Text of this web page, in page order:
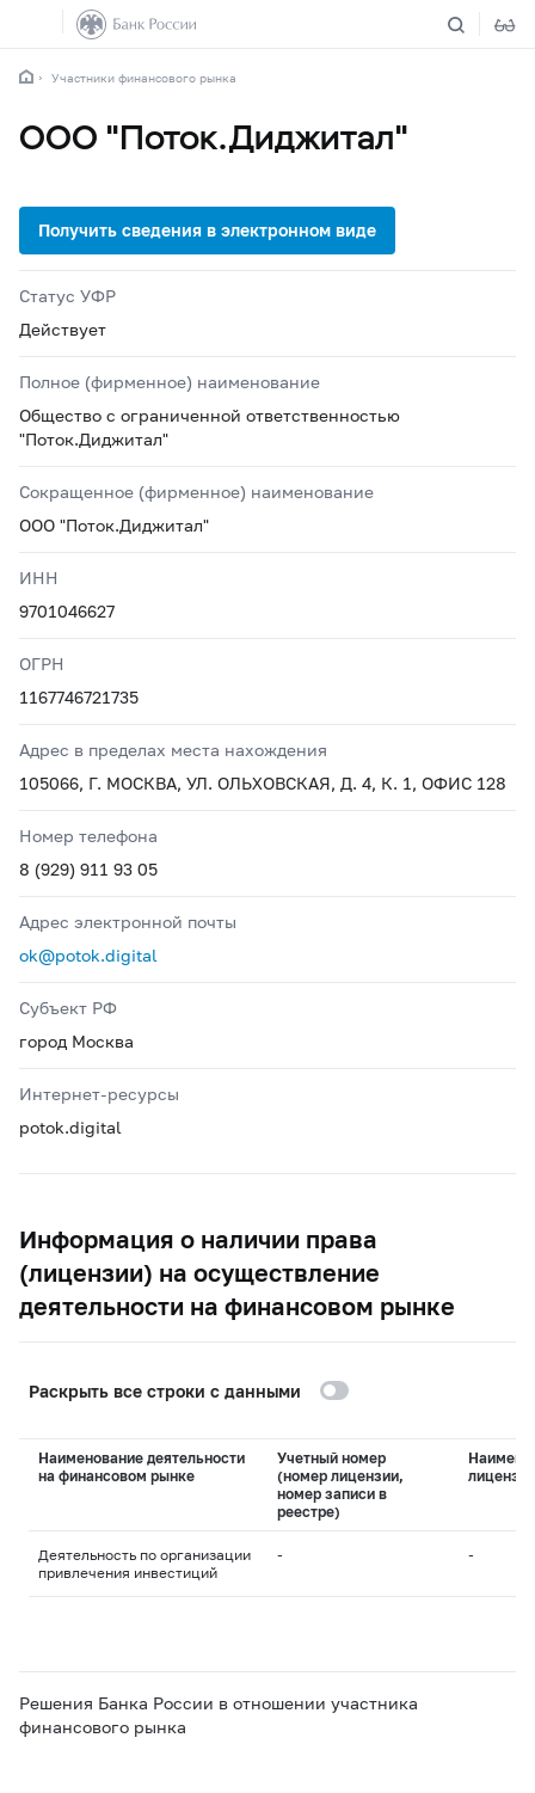
Участники финансового рынка
ООО "Поток.Диджитал"
Статус УФР
Действует
Полное (фирменное) наименование
Общество с ограниченной ответственностью
"Поток.Диджитал"
Сокращенное (фирменное) наименование
ООО "Поток.Диджитал"
ИНН
9701046627
ОГРН
1167746721735
Адрес в пределах места нахождения
105066, Г. МОСКВА, УЛ. ОЛЬХОВСКАЯ, Д. 4, К. 1, ОФИС 128
Номер телефона
8 (929) 911 93 05
Адрес электронной почты
ok@potok.digital
Субъект РФ
город Москва
Интернет-ресурсы
potok.digital
Информация о наличии права
(лицензии) на осуществление
деятельности на финансовом рынке
Раскрыть все строки с данными
Наименование деятельности
на финансовом рынке
Учетный номер
(номер лицензии,
номер записи в
реестре)
лицензии
Деятельность по организации
привлечения инвестиций
- -
Решения Банка России в отношении участника
финансового рынка